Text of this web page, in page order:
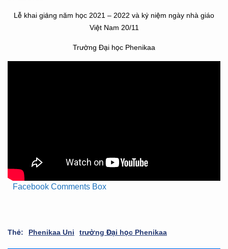
Lễ khai giảng năm học 2021 – 2022 và kỷ niệm ngày nhà giáo
Việt Nam 20/11
Trường Đại học Phenikaa
Facebook Comments Box
Thẻ: Phenikaa Uni trường Đại học Phenikaa